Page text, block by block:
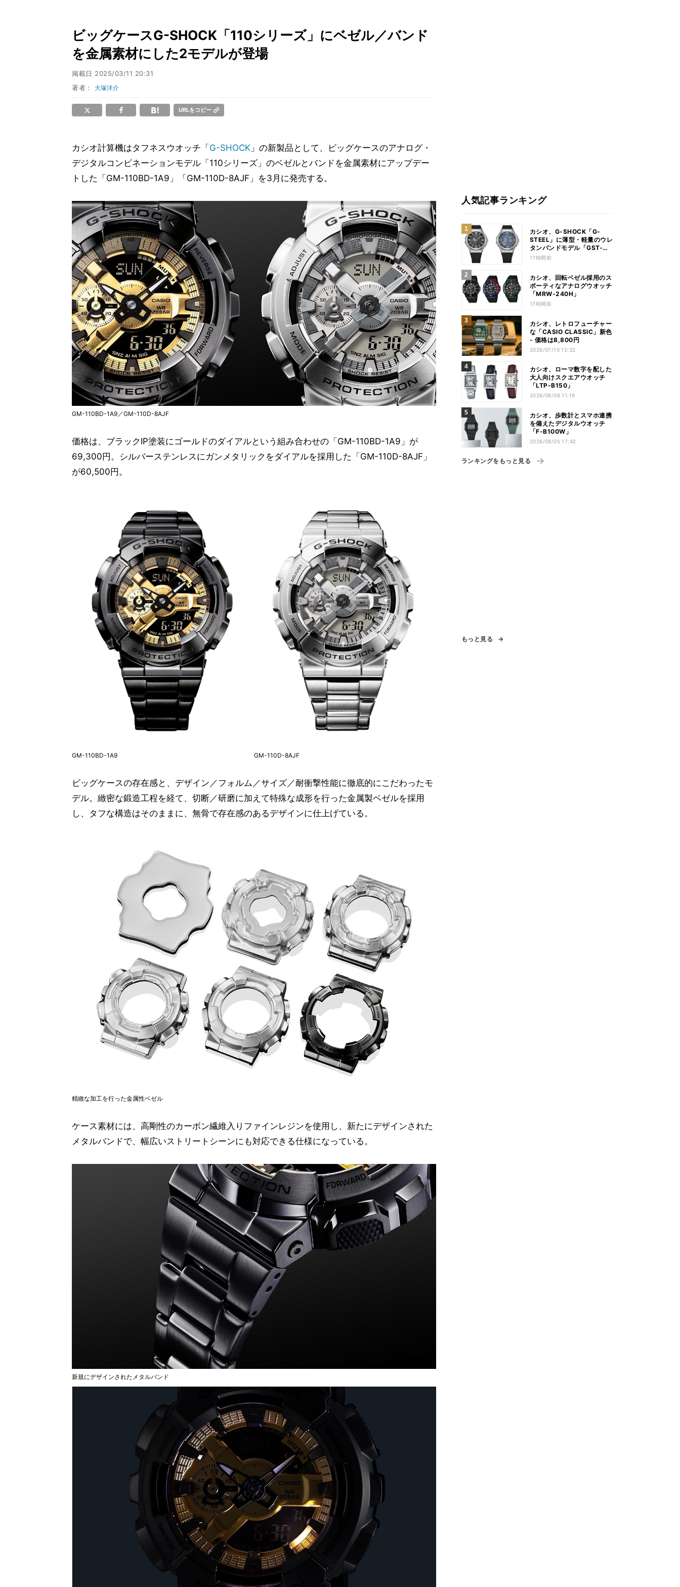
ビッグケースG-SHOCK「110シリーズ」にベゼル／バンド
を金属素材にした2モデルが登場
掲載日 2025/03/11 20:31
著者：大塚洋介
URLをコピー
カシオ計算機はタフネスウオッチ「 G-SHOCK 」の新製品として、ビッグケースのアナログ・
デジタルコンビネーションモデル「110シリーズ」のベゼルとバンドを金属素材にアップデー
トした「GM-110BD-1A9」「GM-110D-8AJF」を3月に発売する。
GM-110BD-1A9／GM-110D-8AJF
価格は、ブラックIP塗装にゴールドのダイアルという組み合わせの「GM-110BD-1A9」が
69,300円。シルバーステンレスにガンメタリックをダイアルを採用した「GM-110D-8AJF」
が60,500円。
GM-110BD-1A9 GM-110D-8AJF
ビッグケースの存在感と、デザイン／フォルム／サイズ／耐衝撃性能に徹底的にこだわったモ
デル。緻密な鍛造工程を経て、切断／研磨に加えて特殊な成形を行った金属製ベゼルを採用
し、タフな構造はそのままに、無骨で存在感のあるデザインに仕上げている。
精緻な加工を行った金属性ベゼル
ケース素材には、高剛性のカーボン繊維入りファインレジンを使用し、新たにデザインされた
メタルバンドで、幅広いストリートシーンにも対応できる仕様になっている。
新規にデザインされたメタルバンド
人気記事ランキング
カシオ、G-SHOCK「G-
STEEL」に薄型・軽量のウレ
タンバンドモデル「GST-
B1000」
17時間前
カシオ、回転ベゼル採用のス
ポーティなアナログウオッチ
「MRW-240H」
17時間前
カシオ、レトロフューチャー
な「CASIO CLASSIC」新色
- 価格は8,800円
2026/07/10 12:32
カシオ、ローマ数字を配した
大人向けスクエアウオッチ
「LTP-B150」
2026/08/06 11:19
カシオ、歩数計とスマホ連携
を備えたデジタルウオッチ
「F-B100W」
2026/08/05 17:42
ランキングをもっと見る
もっと見る